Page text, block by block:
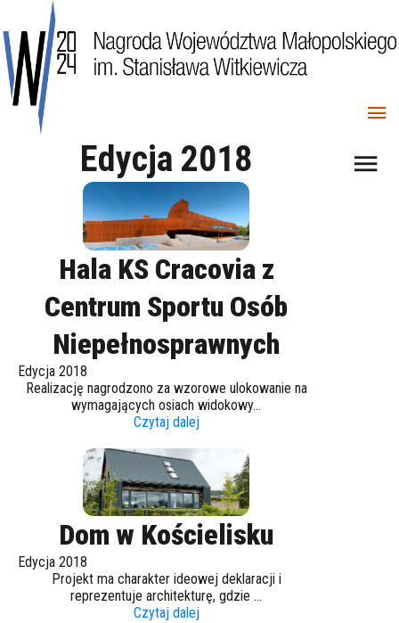
Edycja 2018
Hala KS Cracovia z
Centrum Sportu Osób
Niepełnosprawnych
Edycja 2018
Realizację nagrodzono za wzorowe ulokowanie na
wymagających osiach widokowy...
Czytaj dalej
Dom w Kościelisku
Edycja 2018
Projekt ma charakter ideowej deklaracji i
reprezentuje architekturę, gdzie ...
Czytaj dalej